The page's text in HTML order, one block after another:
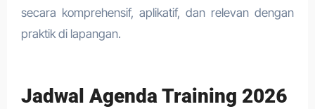
secara komprehensif, aplikatif, dan relevan dengan
praktik di lapangan.
Jadwal Agenda Training 2026